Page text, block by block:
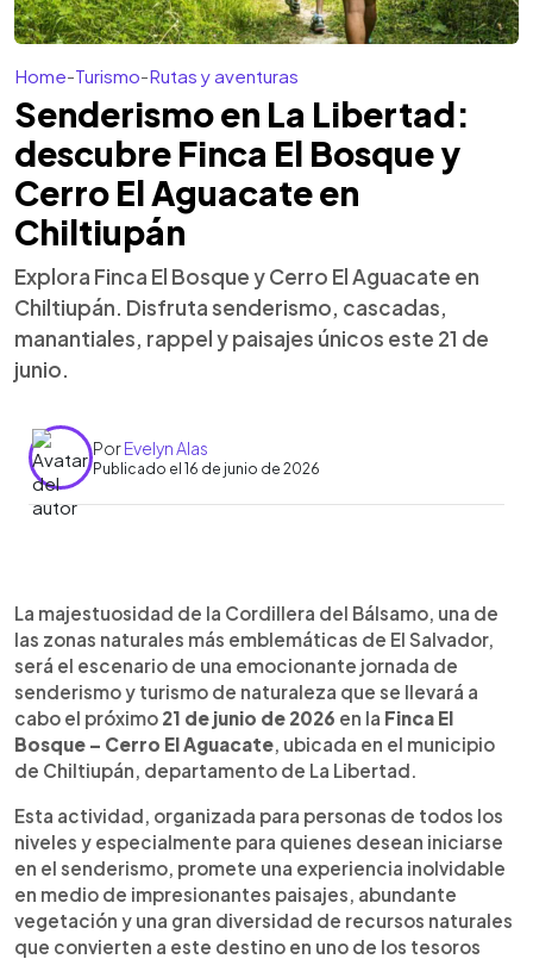
Home-Turismo-Rutas y aventuras
Senderismo en La Libertad:
descubre Finca El Bosque y
Cerro El Aguacate en
Chiltiupán
Explora Finca El Bosque y Cerro El Aguacate en
Chiltiupán. Disfruta senderismo, cascadas,
manantiales, rappel y paisajes únicos este 21 de
junio.
PorEvelyn Alas
Publicado el 16 de junio de 2026
Escuchar artículo
La Finca El Bosque – Cerro El Aguacate, ubicada
en Chiltiupán, La Libertad, será el escenario de
una caminata ecoturística el próximo 21 de junio de
2026. La actividad está dirigida a principiantes y
permitirá a los participantes recorrer senderos
rodeados de naturaleza, conocer cultivos de café
y aguacate, visitar manantiales, cascadas, ríos y
pozas naturales, además de disfrutar del
avistamiento de aves y espectaculares paisajes.
Los asistentes también podrán practicar rappel
de forma opcional. La jornada busca promover el
turismo de naturaleza y ofrecer una experiencia
única para quienes desean conectar con el
entorno natural.
La majestuosidad de la Cordillera del Bálsamo, una de
las zonas naturales más emblemáticas de El Salvador,
será el escenario de una emocionante jornada de
senderismo y turismo de naturaleza que se llevará a
cabo el próximo 21 de junio de 2026 en la Finca El
Bosque – Cerro El Aguacate, ubicada en el municipio
de Chiltiupán, departamento de La Libertad.
Esta actividad, organizada para personas de todos los
niveles y especialmente para quienes desean iniciarse
en el senderismo, promete una experiencia inolvidable
en medio de impresionantes paisajes, abundante
vegetación y una gran diversidad de recursos naturales
que convierten a este destino en uno de los tesoros